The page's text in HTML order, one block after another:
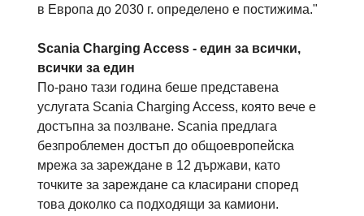
в Европа до 2030 г. определено е постижима."
Scania Charging Access - един за всички,
всички за един
По-рано тази година беше представена
услугата Scania Charging Access, която вече е
достъпна за позлване. Scania предлага
безпроблемен достъп до общоевропейска
мрежа за зареждане в 12 държави, като
точките за зареждане са класирани според
това доколко са подходящи за камиони.